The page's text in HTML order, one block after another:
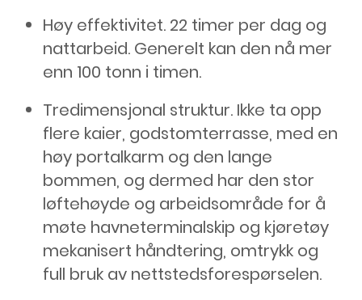
Høy effektivitet. 22 timer per dag og
nattarbeid. Generelt kan den nå mer
enn 100 tonn i timen.
Tredimensjonal struktur. Ikke ta opp
flere kaier, godstomterrasse, med en
høy portalkarm og den lange
bommen, og dermed har den stor
løftehøyde og arbeidsområde for å
møte havneterminalskip og kjøretøy
mekanisert håndtering, omtrykk og
full bruk av nettstedsforespørselen.